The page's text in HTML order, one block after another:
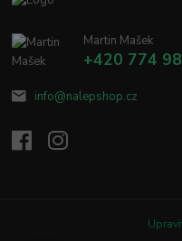
Martin Mašek
+420 774
info@nalepshop.cz